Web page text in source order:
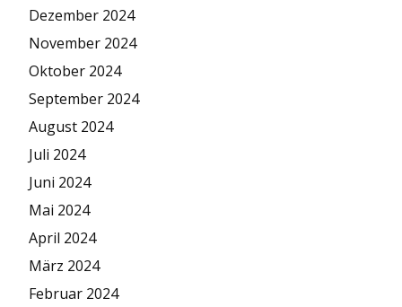
Dezember 2024
November 2024
Oktober 2024
September 2024
August 2024
Juli 2024
Juni 2024
Mai 2024
April 2024
März 2024
Februar 2024